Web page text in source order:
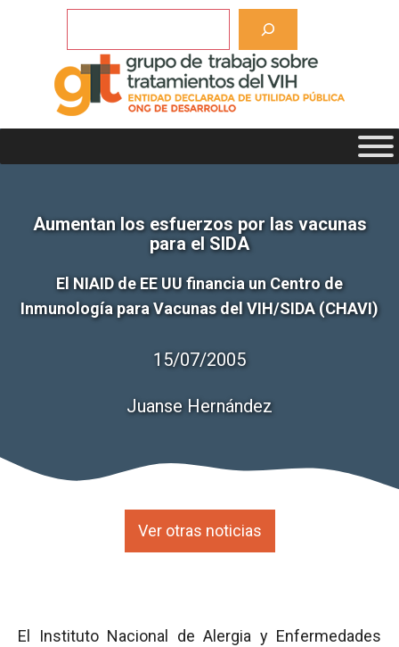
Aumentan los esfuerzos por las vacunas
para el SIDA
El NIAID de EE UU financia un Centro de
Inmunología para Vacunas del VIH/SIDA (CHAVI)
15/07/2005
Juanse Hernández
Ver otras noticias
El Instituto Nacional de Alergia y Enfermedades